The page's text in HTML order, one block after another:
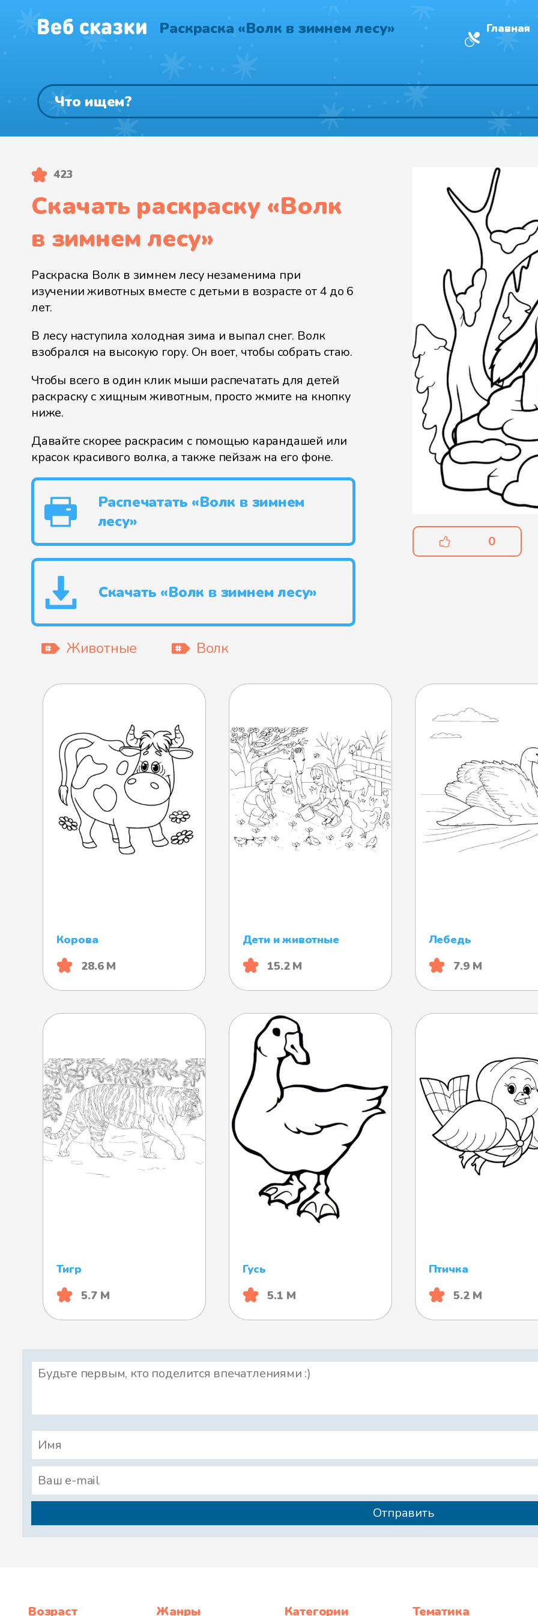
Раскраска «Волк в зимнем лесу» Главная
0
423
Скачать раскраску «Волк
в зимнем лесу»
Раскраска Волк в зимнем лесу незаменима при
изучении животных вместе с детьми в возрасте от 4 до 6
лет.
В лесу наступила холодная зима и выпал снег. Волк
взобрался на высокую гору. Он воет, чтобы собрать стаю.
Чтобы всего в один клик мыши распечатать для детей
раскраску с хищным животным, просто жмите на кнопку
ниже.
Давайте скорее раскрасим с помощью карандашей или
красок красивого волка, а также пейзаж на его фоне.
Распечатать «Волк в зимнем
лесу»
Скачать «Волк в зимнем лесу»
Животные Волк
Корова
28.6 М
Дети и животные
15.2 М
Лебедь
7.9 М
Тигр
5.7 М
Гусь
5.1 М
Птичка
5.2 М
Возраст Жанры Категории Тематика